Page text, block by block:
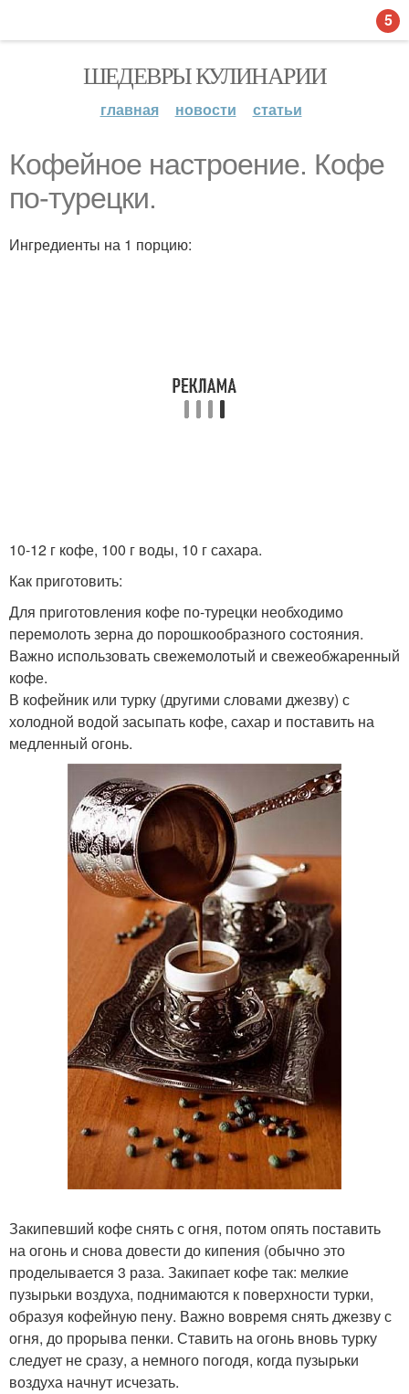
ШЕДЕВРЫ КУЛИНАРИИ
главная новости статьи
Кофейное настроение. Кофе
по-турецки.
Ингредиенты на 1 порцию:
10-12 г кофе, 100 г воды, 10 г сахара.
Как приготовить:
Для приготовления кофе по-турецки необходимо
перемолоть зерна до порошкообразного состояния.
Важно использовать свежемолотый и свежеобжаренный
кофе.
В кофейник или турку (другими словами джезву) с
холодной водой засыпать кофе, сахар и поставить на
медленный огонь.
Закипевший кофе снять с огня, потом опять поставить
на огонь и снова довести до кипения (обычно это
проделывается 3 раза. Закипает кофе так: мелкие
пузырьки воздуха, поднимаются к поверхности турки,
образуя кофейную пену. Важно вовремя снять джезву с
огня, до прорыва пенки. Ставить на огонь вновь турку
следует не сразу, а немного погодя, когда пузырьки
воздуха начнут исчезать.
5